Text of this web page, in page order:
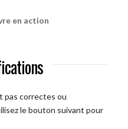
en action
pas correctes ou
le bouton suivant pour